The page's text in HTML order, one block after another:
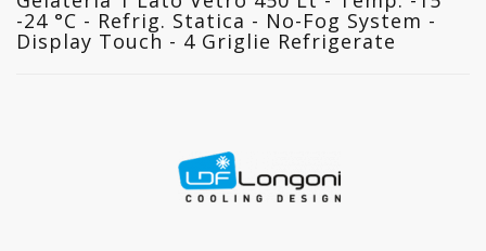
-24 °C - Refrig. Statica - No-Fog System -
Display Touch - 4 Griglie Refrigerate